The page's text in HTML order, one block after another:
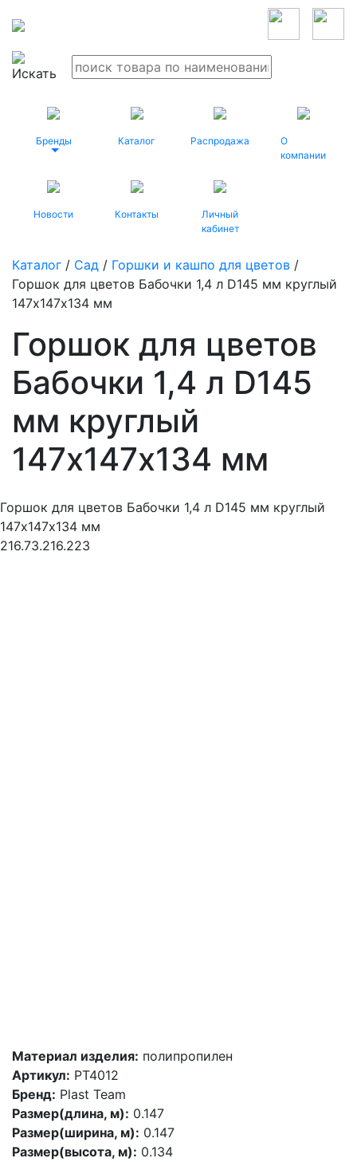
Бренды Каталог Распродажа
О
компании
Новости Контакты
Личный
кабинет
Каталог / Сад / Горшки и кашпо для цветов /
Горшок для цветов Бабочки 1,4 л D145 мм круглый
147х147х134 мм
Горшок для цветов
Бабочки 1,4 л D145
мм круглый
147х147х134 мм
Горшок для цветов Бабочки 1,4 л D145 мм круглый
147х147х134 мм
216.73.216.223
Материал изделия: полипропилен
Артикул: PT4012
Бренд: Plast Team
Размер(длина, м): 0.147
Размер(ширина, м): 0.147
Размер(высота, м): 0.134